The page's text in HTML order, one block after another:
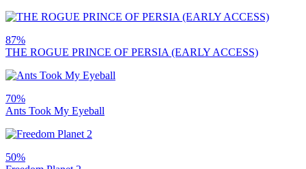
87%
THE ROGUE PRINCE OF PERSIA (EARLY ACCESS)
70%
Ants Took My Eyeball
50%